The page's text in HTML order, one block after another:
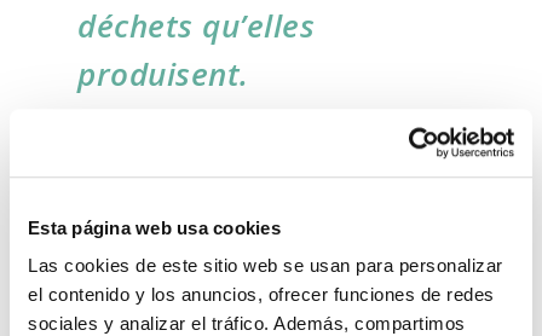
Esta página web usa cookies
Las cookies de este sitio web se usan para personalizar
el contenido y los anuncios, ofrecer funciones de redes
sociales y analizar el tráfico. Además, compartimos
déchets qu’elles
produisent.
internationales les plus prestigieuses, comme
vis pour EPS et pour mousses plastiques.